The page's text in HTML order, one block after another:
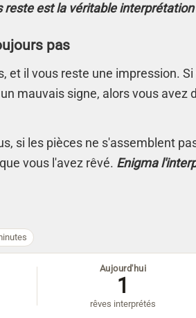
reste est la véritable
pas
et il vous reste une impression.
mauvais signe, alors vous avez
si les pièces ne s'assemblent
vous l'avez rêvé. Enigma
Aujourd'hui
1
rêves interprétés